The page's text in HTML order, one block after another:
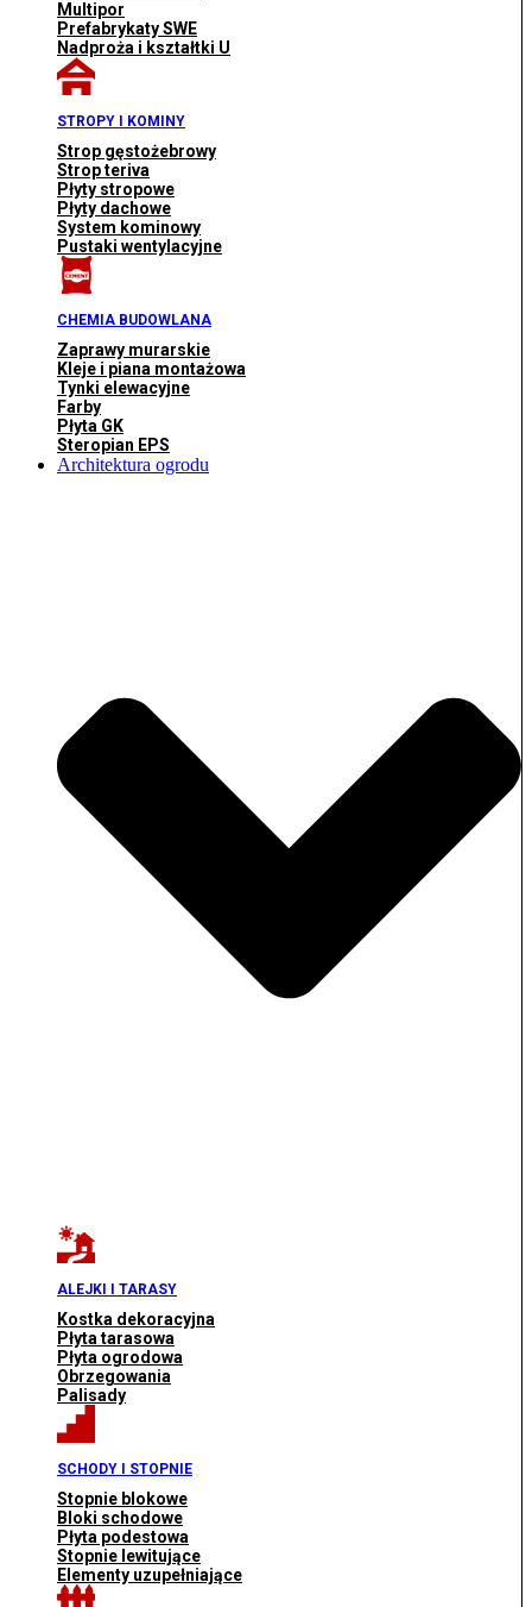
Multipor
Prefabrykaty SWE
Nadproża i kształtki U
STROPY I KOMINY
Strop gęstożebrowy
Strop teriva
Płyty stropowe
Płyty dachowe
System kominowy
Pustaki wentylacyjne
CHEMIA BUDOWLANA
Zaprawy murarskie
Kleje i piana montażowa
Tynki elewacyjne
Farby
Płyta GK
Steropian EPS
Architektura ogrodu
ALEJKI I TARASY
Kostka dekoracyjna
Płyta tarasowa
Płyta ogrodowa
Obrzegowania
Palisady
SCHODY I STOPNIE
Stopnie blokowe
Bloki schodowe
Płyta podestowa
Stopnie lewitujące
Elementy uzupełniające